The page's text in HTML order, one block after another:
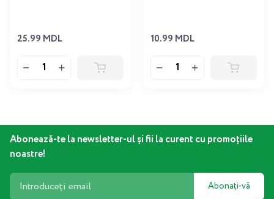
25.99 MDL 10.99 MDL
Abonează-te la newsletter-ul și fii la curent cu promoțiile
noastre!
Abonați-vă